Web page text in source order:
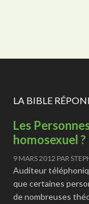
LA BIBLE
Les
homosexuel ?
9 MARS 2012 PAR
Auditeur
que certaines
de nombreuses